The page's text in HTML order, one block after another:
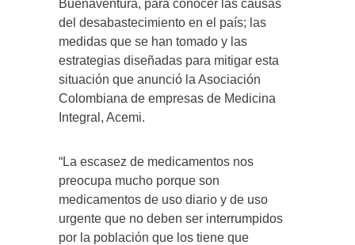
Buenaventura, para conocer las causas
del desabastecimiento en el país; las
medidas que se han tomado y las
estrategias diseñadas para mitigar esta
situación que anunció la Asociación
Colombiana de empresas de Medicina
Integral, Acemi.
“La escasez de medicamentos nos
preocupa mucho porque son
medicamentos de uso diario y de uso
urgente que no deben ser interrumpidos
por la población que los tiene que